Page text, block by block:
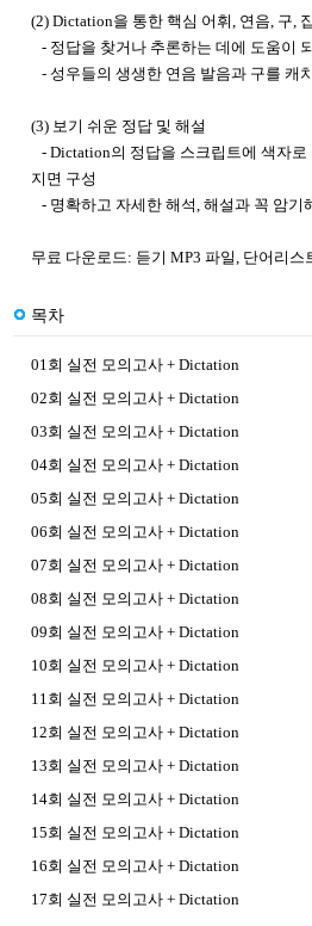
(2) Dictation을 통한 핵심 어휘, 연음, 구,
- 정답을 찾거나 추론하는 데에 도움이
- 성우들의 생생한 연음 발음과 구를 캐
(3) 보기 쉬운 정답 및 해설
- Dictation의 정답을 스크립트에 색자로
지면 구성
- 명확하고 자세한 해석, 해설과 꼭 암기
무료 다운로드: 듣기 MP3 파일, 단어리스
목차
01회 실전 모의고사 + Dictation
02회 실전 모의고사 + Dictation
03회 실전 모의고사 + Dictation
04회 실전 모의고사 + Dictation
05회 실전 모의고사 + Dictation
06회 실전 모의고사 + Dictation
07회 실전 모의고사 + Dictation
08회 실전 모의고사 + Dictation
09회 실전 모의고사 + Dictation
10회 실전 모의고사 + Dictation
11회 실전 모의고사 + Dictation
12회 실전 모의고사 + Dictation
13회 실전 모의고사 + Dictation
14회 실전 모의고사 + Dictation
15회 실전 모의고사 + Dictation
16회 실전 모의고사 + Dictation
17회 실전 모의고사 + Dictation